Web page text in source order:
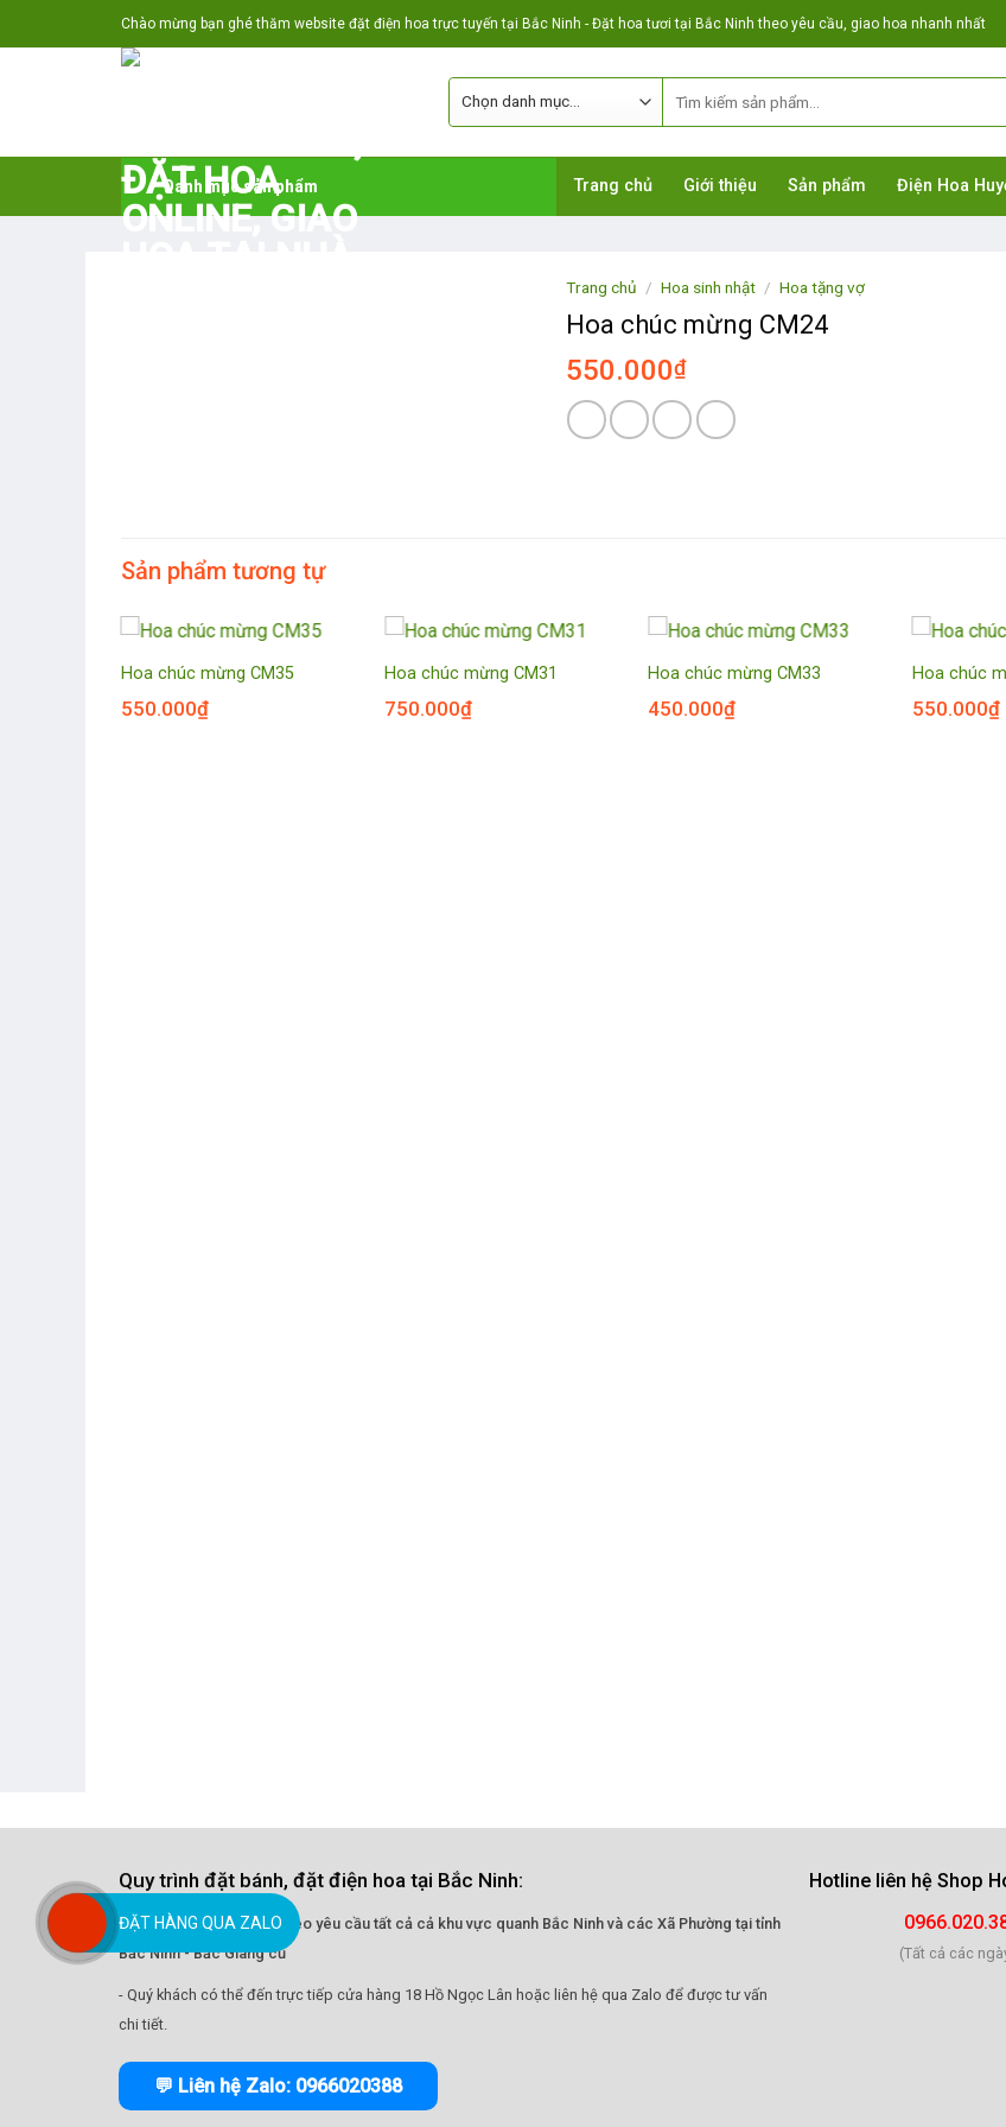
to
Chào mừng bạn ghé thăm website đặt điện hoa trực tuyến tại Bắc Ninh - Đặt hoa tươi tại Bắc Ninh theo yêu cầu, giao hoa nhanh nhất
Danh mục sản phẩm Trang chủ Giới thiệu Sản phẩm Điện Hoa
Trang chủ / Hoa sinh nhật / Hoa tặng vợ
Hoa chúc mừng CM24
550.000₫
Sản phẩm tương tự
Hoa chúc mừng CM35
550.000₫
Hoa chúc mừng CM31
750.000₫
Hoa chúc mừng CM33
450.000₫
Hoa chúc
550.000₫
Quy trình đặt bánh, đặt điện hoa tại Bắc Ninh:
- Nhận giao hoa tận nơi theo yêu cầu tất cả cả khu vực quanh Bắc Ninh và các Xã Phường tại tỉnh
Bắc Ninh - Bắc Giang cũ
- Quý khách có thể đến trực tiếp cửa hàng 18 Hồ Ngọc Lân hoặc liên hệ qua Zalo để được tư vấn
chi tiết.
💬 Liên hệ Zalo: 0966020388
Hotline liên hệ Shop
(Tất cả các
ĐẶT HÀNG QUA ZALO